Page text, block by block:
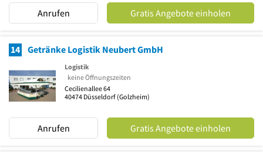
Anrufen Gratis Angebote einholen
14 Getränke Logistik Neubert GmbH
Logistik
keine Öffnungszeiten
Cecilienallee 64
40474 Düsseldorf (Golzheim)
Anrufen Gratis Angebote einholen